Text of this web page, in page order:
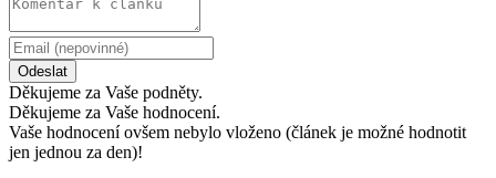
Odeslat
Děkujeme za Vaše podněty.
Děkujeme za Vaše hodnocení.
Vaše hodnocení ovšem nebylo vloženo (článek je možné hodnotit
jen jednou za den)!